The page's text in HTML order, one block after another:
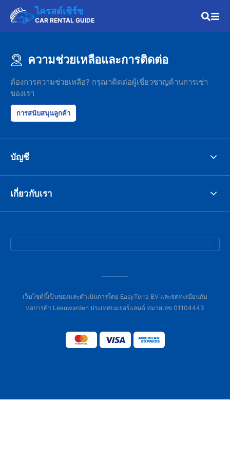
ไครสต์เชิร์ช
CAR RENTAL GUIDE
ความช่วยเหลือและการติดต่อ
ต้องการความช่วยเหลือ? กรุณาติดต่อผู้เชี่ยวชาญด้านการเช่า
ของเรา
การสนับสนุนลูกค้า
บัญชี
เกี่ยวกับเรา
เว็บไซต์นี้เป็นของและดำเนินการโดย EasyTerra BV และจดทะเบียนกับ
หอการค้า Leeuwarden ประเทศเนเธอร์แลนด์ หมายเลข 01104443